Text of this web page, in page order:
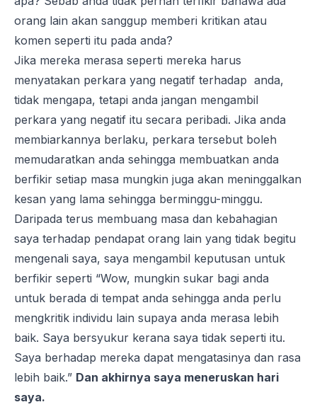
orang lain akan sanggup memberi kritikan atau
komen seperti itu pada anda?
Jika mereka merasa seperti mereka harus
menyatakan perkara yang negatif terhadap anda,
tidak mengapa, tetapi anda jangan mengambil
perkara yang negatif itu secara peribadi. Jika anda
membiarkannya berlaku, perkara tersebut boleh
memudaratkan anda sehingga membuatkan anda
berfikir setiap masa mungkin juga akan meninggalkan
kesan yang lama sehingga berminggu-minggu.
Daripada terus membuang masa dan kebahagian
saya terhadap pendapat orang lain yang tidak begitu
mengenali saya, saya mengambil keputusan untuk
berfikir seperti “Wow, mungkin sukar bagi anda
untuk berada di tempat anda sehingga anda perlu
mengkritik individu lain supaya anda merasa lebih
baik. Saya bersyukur kerana saya tidak seperti itu.
Saya berhadap mereka dapat mengatasinya dan rasa
lebih baik.” Dan akhirnya saya meneruskan hari
saya.